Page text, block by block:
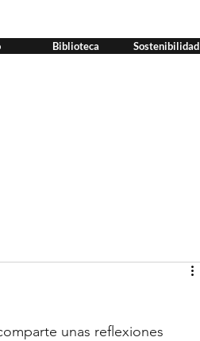
Biblioteca Sostenibilidad
unas reflexiones